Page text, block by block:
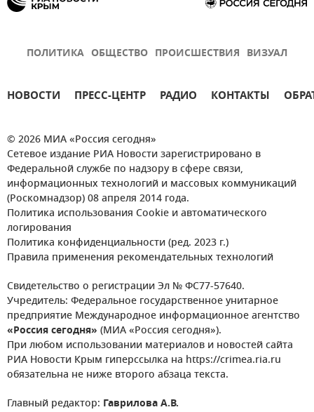
ПОЛИТИКА ОБЩЕСТВО ПРОИСШЕСТВИЯ ВИЗУАЛ
НОВОСТИ ПРЕСС-ЦЕНТР РАДИО КОНТАКТЫ
© 2026 МИА «Россия сегодня»
Сетевое издание РИА Новости зарегистрировано в
Федеральной службе по надзору в сфере связи,
информационных технологий и массовых коммуникаций
(Роскомнадзор) 08 апреля 2014 года.
Политика использования Cookie и автоматического
логирования
Политика конфиденциальности (ред. 2023 г.)
Правила применения рекомендательных технологий
Свидетельство о регистрации Эл № ФС77-57640.
Учредитель: Федеральное государственное унитарное
предприятие Международное информационное агентство
«Россия сегодня» (МИА «Россия сегодня»).
При любом использовании материалов и новостей сайта
РИА Новости Крым гиперссылка на https://crimea.ria.ru
обязательна не ниже второго абзаца текста.
Главный редактор: Гаврилова А.В.